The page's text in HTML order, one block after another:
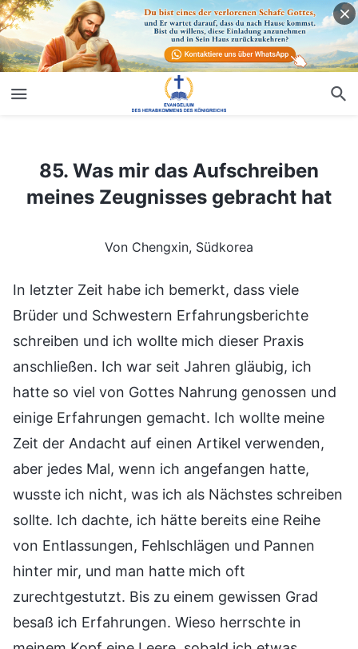
85. Was mir das Aufschreiben
meines Zeugnisses gebracht hat
Von Chengxin, Südkorea
In letzter Zeit habe ich bemerkt, dass viele
Brüder und Schwestern Erfahrungsberichte
schreiben und ich wollte mich dieser Praxis
anschließen. Ich war seit Jahren gläubig, ich
hatte so viel von Gottes Nahrung genossen und
einige Erfahrungen gemacht. Ich wollte meine
Zeit der Andacht auf einen Artikel verwenden,
aber jedes Mal, wenn ich angefangen hatte,
wusste ich nicht, was ich als Nächstes schreiben
sollte. Ich dachte, ich hätte bereits eine Reihe
von Entlassungen, Fehlschlägen und Pannen
hinter mir, und man hatte mich oft
zurechtgestutzt. Bis zu einem gewissen Grad
besaß ich Erfahrungen. Wieso herrschte in